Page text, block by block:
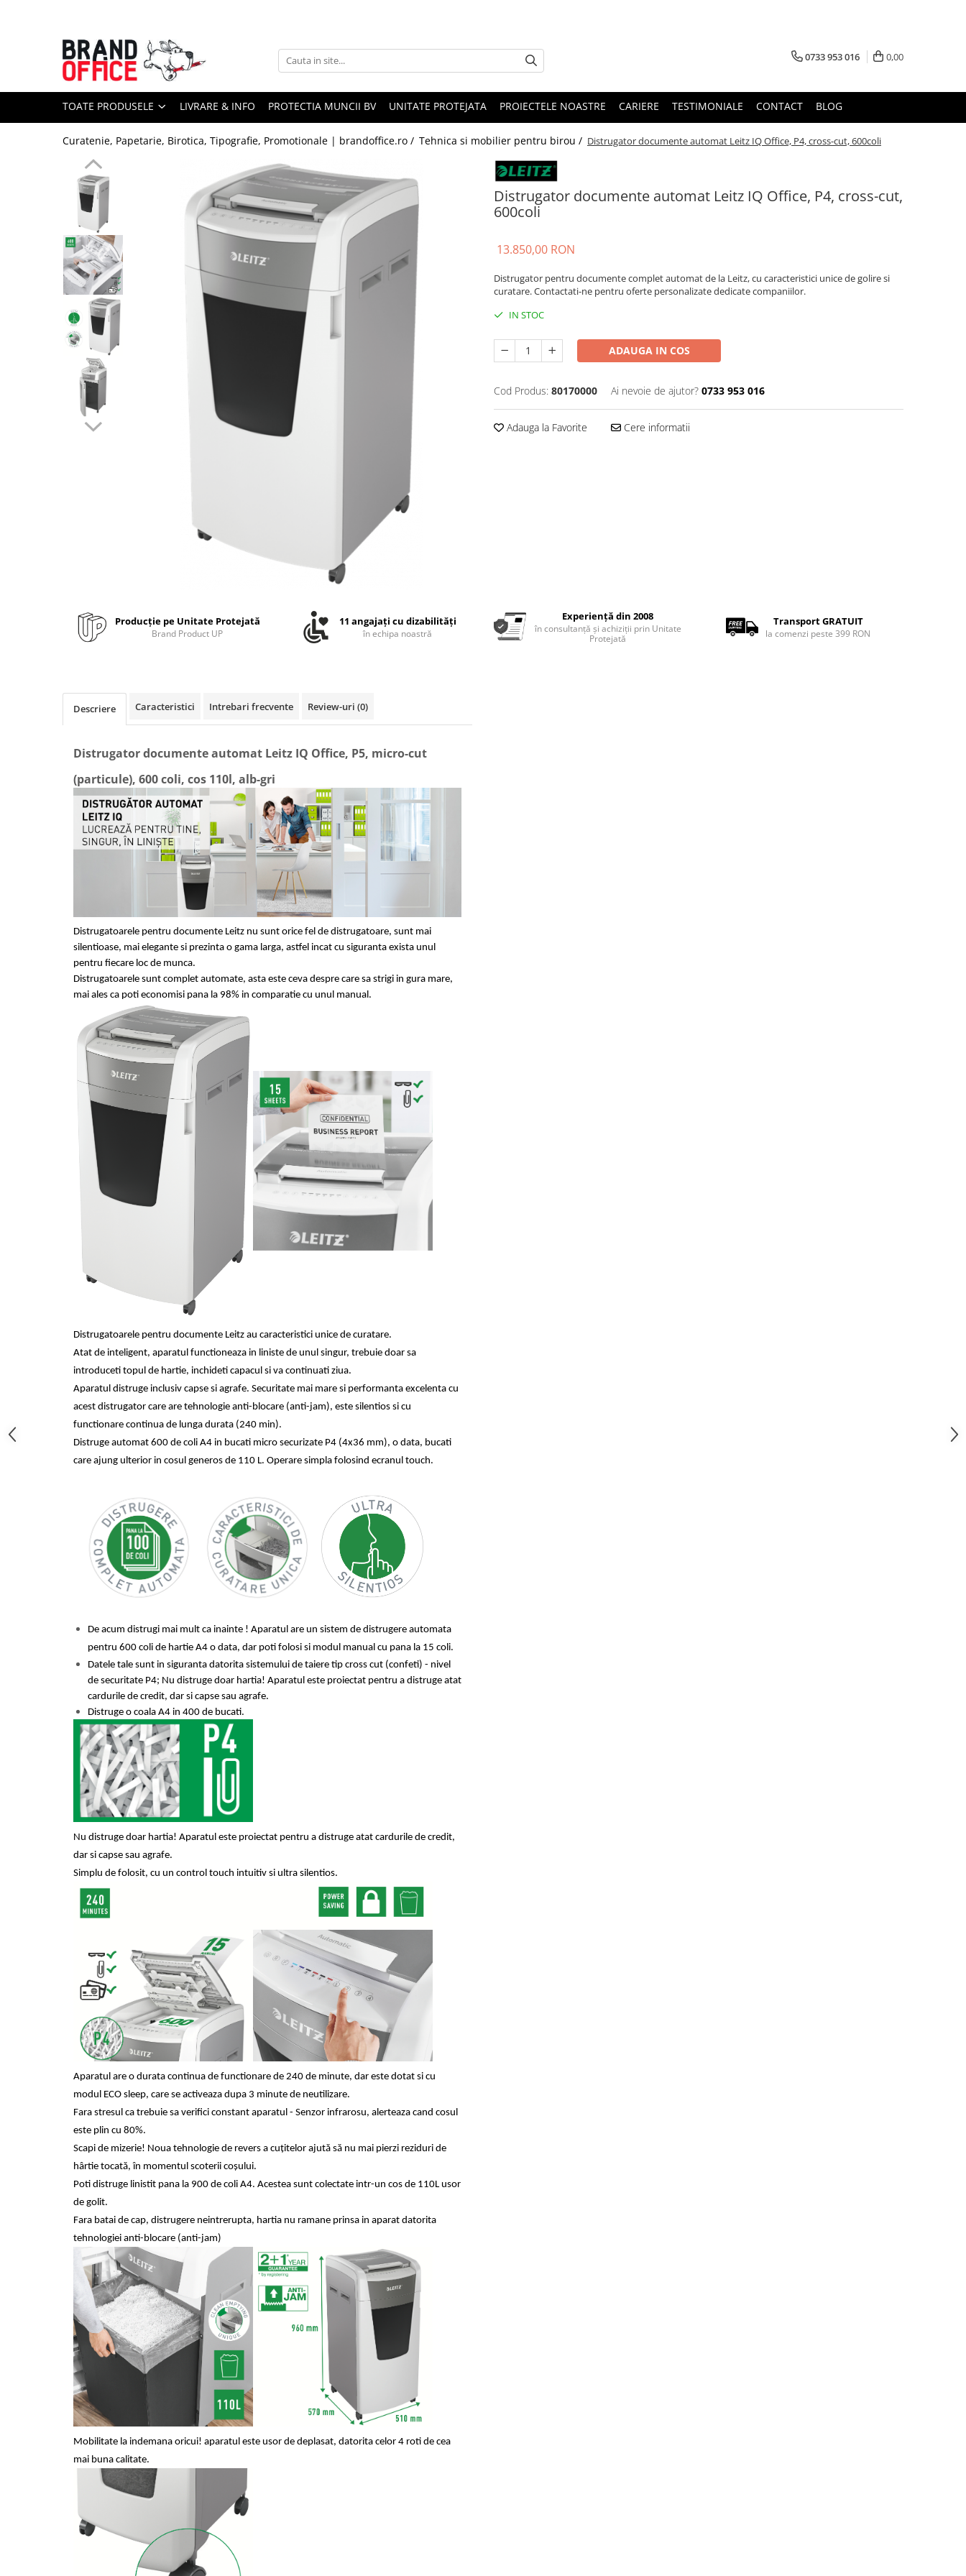
Toate Produsele
Unitate Protejata - PRODUCTIE
Hartie copiator si produse
Formulare tipizate
Saci menajeri (Unitate Protejata)
Agende, calendare si organizatoare
Agende personalizabile
Organizatoare business
Birotica si papetarie
Hartie si articole din hartie
Bibliorafturi, caiete mecanice,
separatoare
Capsatoare, capse si perforatoare
Caiete si blocnotesuri
Dosare, folii protectie si mape
Accesorii diverse pentru birou
Instrumente de scris eco
Creioane mecanice si grafit
Markere diverse
Carioci si creioane colorate
Tavite documente si suporturi
Ascutitori, radiere, agrafe
Foarfece pentru birou
Curatenie si igiena
Produse Antibacteriene
Maturi, mopuri si galeti
Hartie igienica, prosoape hartie si
Articole pentru rufe, casa,
geamuri, mobila
Articole pentru birou, suprafete,
Intretinere si odorizante masina
Accesorii pentru curatenie
Tipografie si stampile
Formulare tipizate
Caiete si blocnotesuri
Stampile, tusiere si tus
Bluze & Pulovere
Pantaloni cu pieptar
Impermeabile
Reflectorizante
Incaltaminte
Incaltaminte de lucru si protectie
Echipamente medicale
Manusi de protectie
Accesorii pentru protectia capului
Casti de protectie
Masti de protectie respiratorie
Sepci, caciuli si esarfe
Pachete promotionale
Accesorii pentru protectia muncii
Diverse accesorii
Articole de unica folosinta
Copii - tricouri si hanorace
Comunicare si prezentare
Sisteme de afisare
Ecrane de proiectie
Accesorii prezentare
Electronice si accesorii tech
Gadgeturi mobile
Securitate digitala
Adaptoare de calatorie
Baterii si acumulatori
Cabluri si conectivitate
Incarcatoare wireless
Incarcatoare cu fir si auto
Ceasuri smart - Smartwatch
Baterii externe - Powerbanks
Accesorii localizare (FindMy)
Cartuse, tonere, consumabile PC
Standuri PC si suporturi
Suporturi si huse telefoane &
Periferice PC si accesorii
Ergnonomice
Boxe portabile
Tehnica si mobilier pentru birou
Accesorii mobilier
Ghilotine și Trimmere
Distrugatoare documente
Cosuri de gunoi pentru birou
Scaune, birouri si produse
0733 953 016 0,00
TOATE PRODUSELE LIVRARE & INFO PROTECTIA MUNCII BV UNITATE PROTEJATA PROIECTELE NOASTRE CARIERE TESTIMONIALE CONTACT BLOG
Curatenie, Papetarie, Birotica, Tipografie, Promotionale | brandoffice.ro / Tehnica si mobilier pentru birou / Distrugator documente automat Leitz IQ Office, P4, cross-cut, 600coli
Distrugator documente automat Leitz IQ Office, P4, cross-cut,
600coli
13.850,00 RON
Distrugator pentru documente complet automat de la Leitz, cu caracteristici unice de golire si
curatare. Contactati-ne pentru oferte personalizate dedicate companiilor.
IN STOC
ADAUGA IN COS
Cod Produs: 80170000 Ai nevoie de ajutor? 0733 953 016
Adauga la Favorite Cere informatii
Producție pe Unitate Protejată
Brand Product UP
11 angajați cu dizabilități
în echipa noastră
Experiență din 2008
în consultanță și achiziții prin Unitate
Protejată
Transport GRATUIT
la comenzi peste 399 RON
Descriere Caracteristici Intrebari frecvente Review-uri (0)
Distrugator documente automat Leitz IQ Office, P5, micro-cut
(particule), 600 coli, cos 110l, alb-gri
Distrugatoarele pentru documente Leitz nu sunt orice fel de distrugatoare, sunt mai
silentioase, mai elegante si prezinta o gama larga, astfel incat cu siguranta exista unul
pentru fiecare loc de munca.
Distrugatoarele sunt complet automate, asta este ceva despre care sa strigi in gura mare,
mai ales ca poti economisi pana la 98% in comparatie cu unul manual.
Distrugatoarele pentru documente Leitz au caracteristici unice de curatare.
Atat de inteligent, aparatul functioneaza in liniste de unul singur, trebuie doar sa
introduceti topul de hartie, inchideti capacul si va continuati ziua.
Aparatul distruge inclusiv capse si agrafe. Securitate mai mare si performanta excelenta cu
acest distrugator care are tehnologie anti-blocare (anti-jam), este silentios si cu
functionare continua de lunga durata (240 min).
Distruge automat 600 de coli A4 in bucati micro securizate P4 (4x36 mm), o data, bucati
care ajung ulterior in cosul generos de 110 L. Operare simpla folosind ecranul touch.
De acum distrugi mai mult ca inainte ! Aparatul are un sistem de distrugere automata
pentru 600 coli de hartie A4 o data, dar poti folosi si modul manual cu pana la 15 coli.
Datele tale sunt in siguranta datorita sistemului de taiere tip cross cut (confeti) - nivel
de securitate P4; Nu distruge doar hartia! Aparatul este proiectat pentru a distruge atat
cardurile de credit, dar si capse sau agrafe.
Distruge o coala A4 in 400 de bucati.
Nu distruge doar hartia! Aparatul este proiectat pentru a distruge atat cardurile de credit,
dar si capse sau agrafe.
Simplu de folosit, cu un control touch intuitiv si ultra silentios.
Aparatul are o durata continua de functionare de 240 de minute, dar este dotat si cu
modul ECO sleep, care se activeaza dupa 3 minute de neutilizare.
Fara stresul ca trebuie sa verifici constant aparatul - Senzor infrarosu, alerteaza cand cosul
este plin cu 80%.
Scapi de mizerie! Noua tehnologie de revers a cuțitelor ajută să nu mai pierzi reziduri de
hârtie tocată, în momentul scoterii coșului.
Poti distruge linistit pana la 900 de coli A4. Acestea sunt colectate intr-un cos de 110L usor
de golit.
Fara batai de cap, distrugere neintrerupta, hartia nu ramane prinsa in aparat datorita
tehnologiei anti-blocare (anti-jam)
Mobilitate la indemana oricui! aparatul este usor de deplasat, datorita celor 4 roti de cea
mai buna calitate.